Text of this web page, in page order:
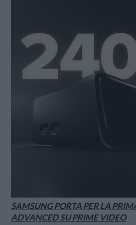
SAMSUNG PORTA PER LA
ADVANCED SU PRIME VIDEO